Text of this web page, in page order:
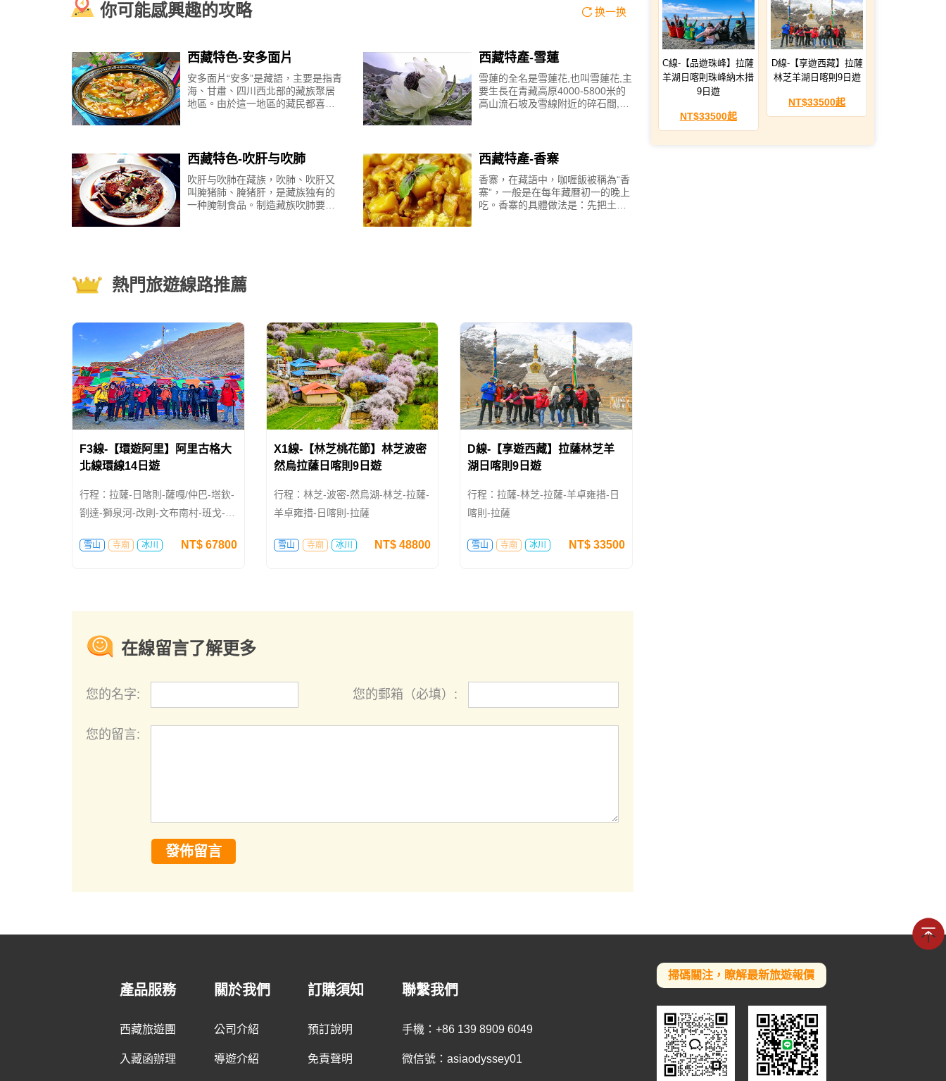
你可能感興趣的攻略 换一换
西藏特色-安多面片
安多面片“安多”是藏語，主要是指青
海、甘肅、四川西北部的藏族聚居
地區。由於這一地區的藏民都喜歡
西藏特產-雪蓮
雪蓮的全名是雪蓮花,也叫雪蓮花,主
要生長在青藏高原4000-5800米的
高山流石坡及雪線附近的碎石間,耐
西藏特色-吹肝与吹肺
吹肝与吹肺在藏族，吹肺、吹肝又
叫腌猪肺、腌猪肝，是藏族独有的
一种腌制食品。制造藏族吹肺要选
西藏特產-香寨
香寨，在藏語中，咖喱飯被稱為“香
寨”，一般是在每年藏曆初一的晚上
吃。香寨的具體做法是：先把土豆
熱門旅遊線路推薦
F3線-【環遊阿里】阿里古格大
北線環線14日遊
行程：拉薩-日喀則-薩嘎/仲巴-塔欽-
劄達-獅泉河-改則-文布南村-班戈-拉
雪山 寺廟 冰川 NT$67800
X1線-【林芝桃花節】林芝波密
然烏拉薩日喀則9日遊
行程：林芝-波密-然烏湖-林芝-拉薩-
羊卓雍措-日喀則-拉薩
雪山 寺廟 冰川 NT$ 48800
D線-【享遊西藏】拉薩林芝羊
湖日喀則9日遊
行程：拉薩-林芝-拉薩-羊卓雍措-日
喀則-拉薩
雪山 寺廟 冰川 NT$ 33500
在線留言了解更多
您的名字: 您的郵箱（必填）:
您的留言:
發佈留言
C線-【品遊珠峰】拉薩
羊湖日喀則珠峰納木措
9日遊
NT$33500起
D線-【享遊西藏】拉薩
林芝羊湖日喀則9日遊
NT$33500起
產品服務
西藏旅遊團
入藏函辦理
關於我們
公司介紹
導遊介紹
訂購須知
預訂說明
免責聲明
聯繫我們
手機：+86 139 8909 6049
微信號：asiaodyssey01
掃碼關注，瞭解最新旅遊報價